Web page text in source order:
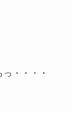
・・・・